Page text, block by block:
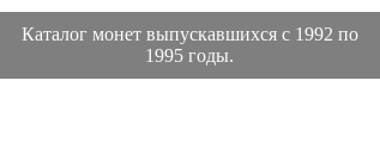
Каталог монет выпускавшихся с 1992 по
1995 годы.